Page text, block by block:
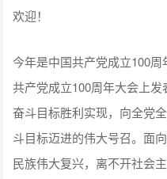
欢迎！
今年是中国共产党成立100
共产党成立100周年大会上
奋斗目标胜利实现，向全党
斗目标迈进的伟大号召。面
民族伟大复兴，离不开社会